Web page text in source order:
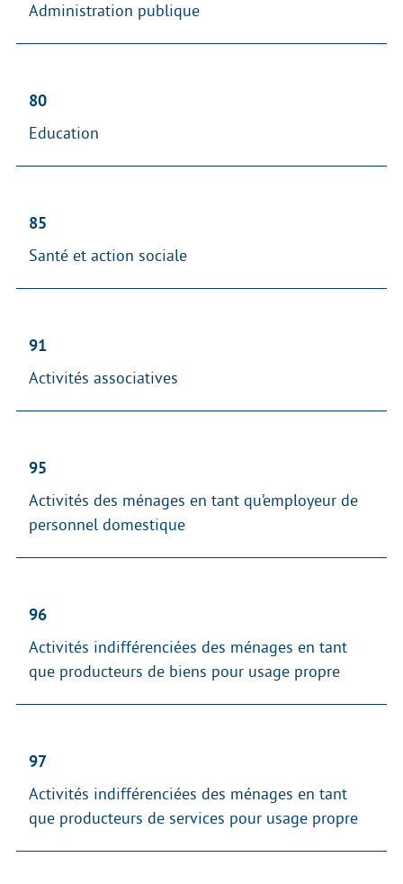
Administration publique
80
Education
85
Santé et action sociale
91
Activités associatives
95
Activités des ménages en tant qu’employeur de
personnel domestique
96
Activités indifférenciées des ménages en tant
que producteurs de biens pour usage propre
97
Activités indifférenciées des ménages en tant
que producteurs de services pour usage propre